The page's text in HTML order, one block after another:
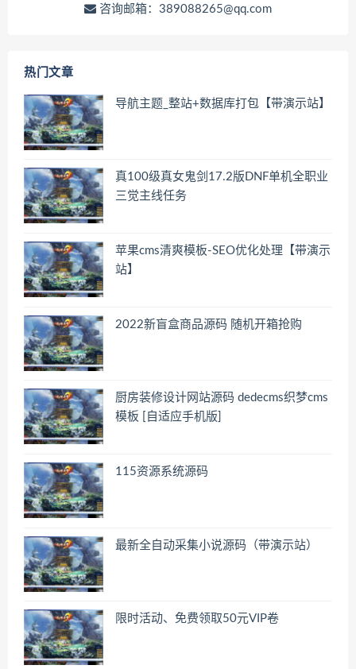
咨询邮箱：389088265@qq.com
热门文章
导航主题_整站+数据库打包【带演示站】
真100级真女鬼剑17.2版DNF单机全职业
三觉主线任务
苹果cms清爽模板-SEO优化处理【带演示
站】
2022新盲盒商品源码 随机开箱抢购
厨房装修设计网站源码 dedecms织梦cms
模板 [自适应手机版]
115资源系统源码
最新全自动采集小说源码（带演示站）
限时活动、免费领取50元VIP卷